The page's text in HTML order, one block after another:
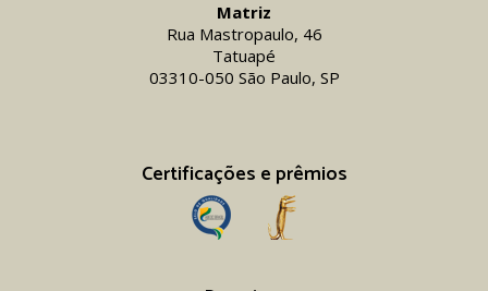
Matriz
Rua Mastropaulo, 46
Tatuapé
03310-050 São Paulo, SP
Certificações e prêmios